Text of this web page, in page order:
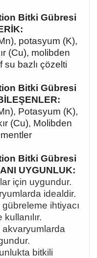
Bitki Gübresi
potasyum (K),
(Cu), molibden
su bazlı çözelti
Bitki Gübresi
Potasyum (K),
(Cu), Molibden
Bitki Gübresi
UYGUNLUK:
için uygundur.
idealdir.
ihtiyacı
bitkili